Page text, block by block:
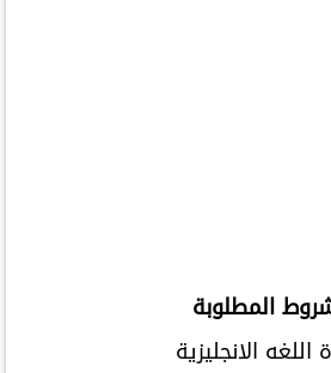
المطلوبة
اللغه الانجليزية